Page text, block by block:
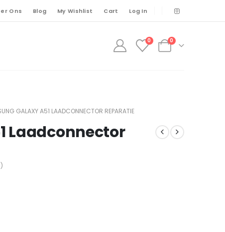
Ons Blog My Wishlist Cart Log In
0 0
GALAXY A51 LAADCONNECTOR REPARATIE
Laadconnector